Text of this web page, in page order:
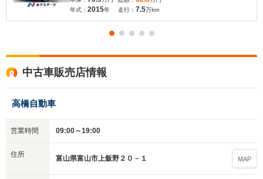
イト オートエアコン Bluetooth CD DVD再生 フ
ルセグ LEDフォグ
年式： 2015年
走行： 7.5万km
中古車販売店情報
高橋自動車
営業時間 09:00～19:00
住所 富山県富山市上飯野２０－１ MAP